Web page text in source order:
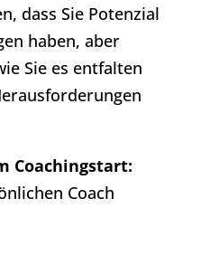
dass Sie Potenzial
haben, aber
Sie es entfalten
Coachingstart:
Coach